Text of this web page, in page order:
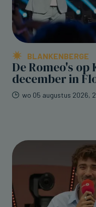
BLANKENBERGE
De Romeo's op
december in
wo 05 augustus 2026,